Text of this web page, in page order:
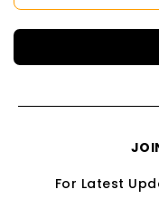
For Latest